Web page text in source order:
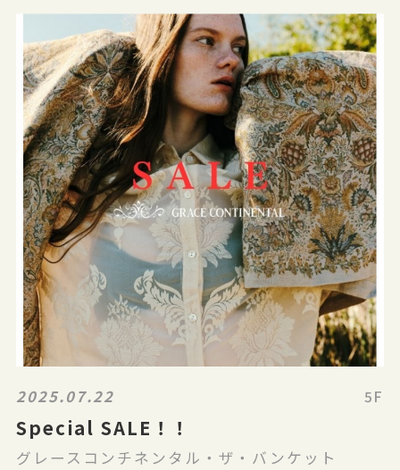
2025.07.22 5F
Special SALE！！
グレースコンチネンタル・ザ・バンケット